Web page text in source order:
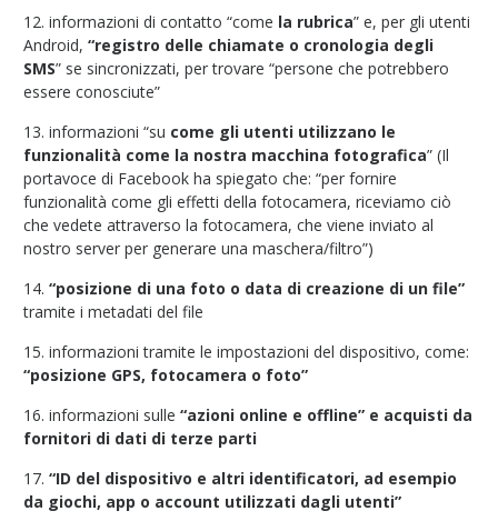
12. informazioni di contatto “come la rubrica” e, per gli utenti
Android, “registro delle chiamate o cronologia degli
SMS” se sincronizzati, per trovare “persone che potrebbero
essere conosciute”
13. informazioni “su come gli utenti utilizzano le
funzionalità come la nostra macchina fotografica” (Il
portavoce di Facebook ha spiegato che: “per fornire
funzionalità come gli effetti della fotocamera, riceviamo ciò
che vedete attraverso la fotocamera, che viene inviato al
nostro server per generare una maschera/filtro”)
14. “posizione di una foto o data di creazione di un file”
tramite i metadati del file
15. informazioni tramite le impostazioni del dispositivo, come:
“posizione GPS, fotocamera o foto”
16. informazioni sulle “azioni online e offline” e acquisti da
fornitori di dati di terze parti
17. “ID del dispositivo e altri identificatori, ad esempio
da giochi, app o account utilizzati dagli utenti”